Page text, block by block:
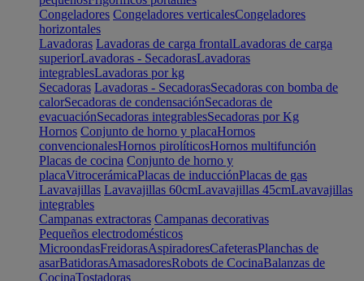
Congeladores Congeladores verticalesCongeladores
horizontales
Lavadoras Lavadoras de carga frontalLavadoras de carga
superiorLavadoras - SecadorasLavadoras
integrablesLavadoras por kg
Secadoras Lavadoras - SecadorasSecadoras con bomba de
calorSecadoras de condensaciónSecadoras de
evacuaciónSecadoras integrablesSecadoras por Kg
Hornos Conjunto de horno y placaHornos
convencionalesHornos pirolíticosHornos multifunción
Placas de cocina Conjunto de horno y
placaVitrocerámicaPlacas de inducciónPlacas de gas
Lavavajillas Lavavajillas 60cmLavavajillas 45cmLavavajillas
integrables
Campanas extractoras Campanas decorativas
Pequeños electrodomésticos
MicroondasFreidorasAspiradoresCafeterasPlanchas de
asarBatidorasAmasadoresRobots de CocinaBalanzas de
CocinaTostadoras